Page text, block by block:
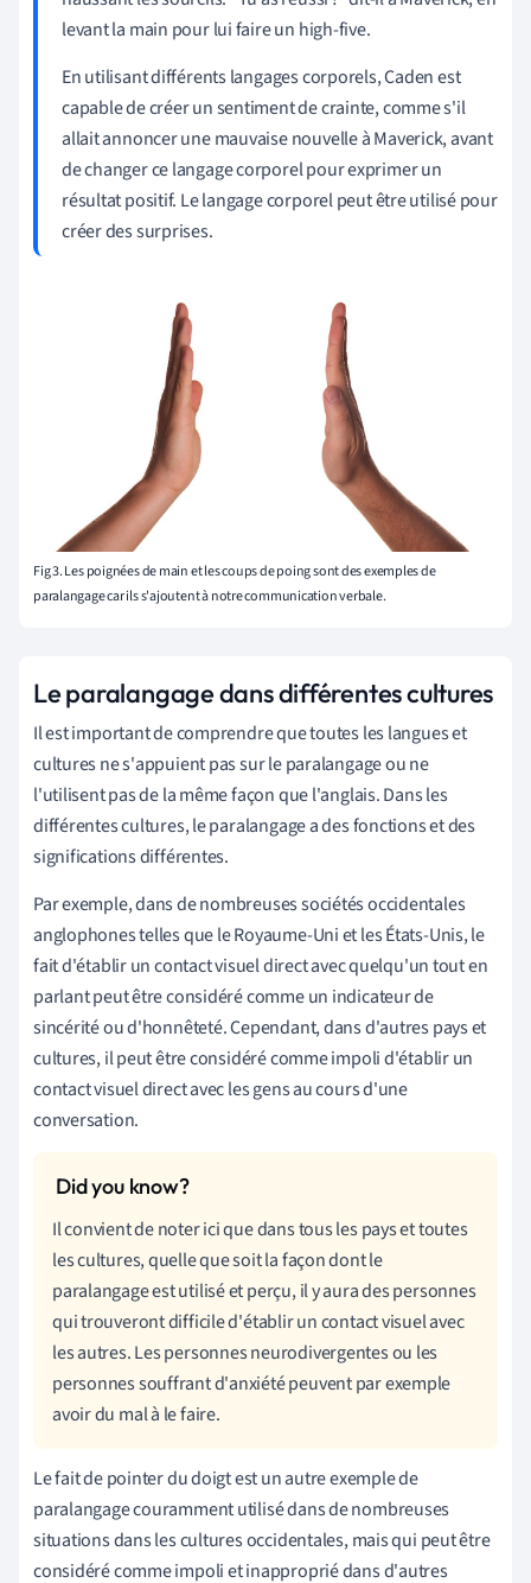
levant la main pour lui faire un high-five.
En utilisant différents langages corporels, Caden est
capable de créer un sentiment de crainte, comme s'il
allait annoncer une mauvaise nouvelle à Maverick, avant
de changer ce langage corporel pour exprimer un
résultat positif. Le langage corporel peut être utilisé pour
créer des surprises.
Fig 3. Les poignées de main et les coups de poing sont des exemples de
paralangage car ils s'ajoutent à notre communication verbale.
Le paralangage dans différentes cultures
Il est important de comprendre que toutes les langues et
cultures ne s'appuient pas sur le paralangage ou ne
l'utilisent pas de la même façon que l'anglais. Dans les
différentes cultures, le paralangage a des fonctions et des
significations différentes.
Par exemple, dans de nombreuses sociétés occidentales
anglophones telles que le Royaume-Uni et les États-Unis, le
fait d'établir un contact visuel direct avec quelqu'un tout en
parlant peut être considéré comme un indicateur de
sincérité ou d'honnêteté. Cependant, dans d'autres pays et
cultures, il peut être considéré comme impoli d'établir un
contact visuel direct avec les gens au cours d'une
conversation.
Il convient de noter ici que dans tous les pays et toutes
les cultures, quelle que soit la façon dont le
paralangage est utilisé et perçu, il y aura des personnes
qui trouveront difficile d'établir un contact visuel avec
les autres. Les personnes neurodivergentes ou les
personnes souffrant d'anxiété peuvent par exemple
avoir du mal à le faire.
Le fait de pointer du doigt est un autre exemple de
paralangage couramment utilisé dans de nombreuses
situations dans les cultures occidentales, mais qui peut être
considéré comme impoli et inapproprié dans d'autres